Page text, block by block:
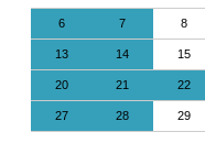
6 7 8
13 14 15
20 21 22
27 28 29